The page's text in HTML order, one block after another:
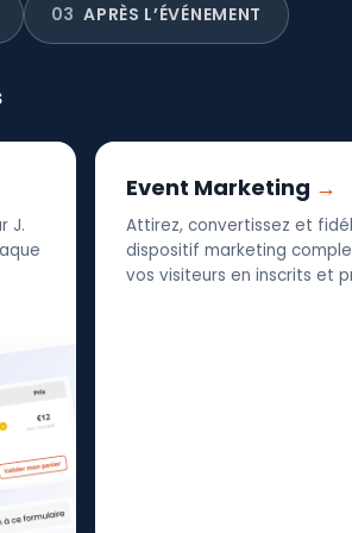
03 APRÈS L’ÉVÉNEMENT
J.
Event Marketing
Attirez, convertissez et
dispositif marketing
vos visiteurs en inscrits et